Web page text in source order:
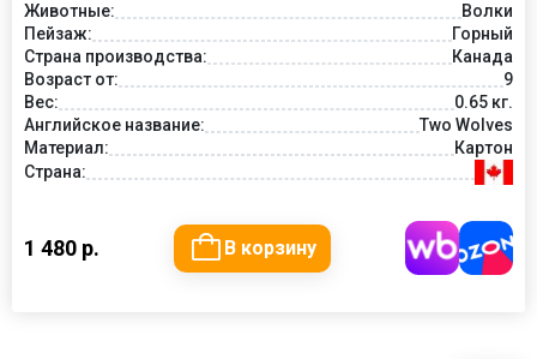
Животные:
Волки
Пейзаж:
Горный
Страна производства:
Канада
Возраст от:
9
Вес:
0.65 кг.
Английское название:
Two Wolves
Материал:
Картон
Страна:
1 480 р. В корзину